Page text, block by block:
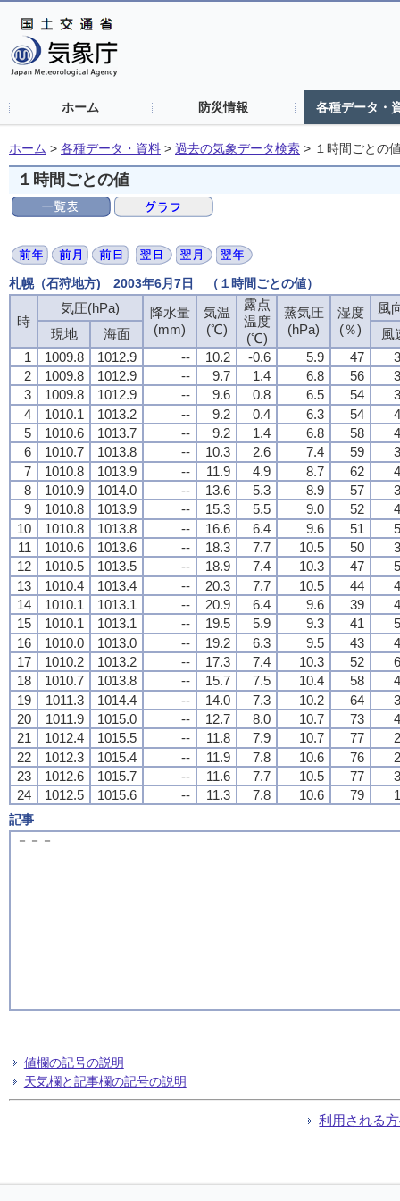
ホーム 防災情報 各種データ・
ホーム > 各種データ・資料 > 過去の気象データ検索 > １時間ごとの
１時間ごとの値
札幌（石狩地方) 2003年6月7日 （１時間ごとの値）
時
気圧(hPa)
降水量
(mm)
気温
(℃)
露点
温度
(℃)
蒸気圧
(hPa)
湿度
(％)
風
現地
海面
風
1
1009.8 1012.9 -- 10.2 -0.6 5.9 47
2
1009.8 1012.9 -- 9.7 1.4 6.8 56
3
1009.8 1012.9 -- 9.6 0.8 6.5 54
4
1010.1 1013.2 -- 9.2 0.4 6.3 54
5
1010.6 1013.7 -- 9.2 1.4 6.8 58
6
1010.7 1013.8 -- 10.3 2.6 7.4 59
7
1010.8 1013.9 -- 11.9 4.9 8.7 62
8
1010.9 1014.0 -- 13.6 5.3 8.9 57
9
1010.8 1013.9 -- 15.3 5.5 9.0 52
10
1010.8 1013.8 -- 16.6 6.4 9.6 51
11
1010.6 1013.6 -- 18.3 7.7 10.5 50
12
1010.5 1013.5 -- 18.9 7.4 10.3 47
13
1010.4 1013.4 -- 20.3 7.7 10.5 44
14
1010.1 1013.1 -- 20.9 6.4 9.6 39
15
1010.1 1013.1 -- 19.5 5.9 9.3 41
16
1010.0 1013.0 -- 19.2 6.3 9.5 43
17
1010.2 1013.2 -- 17.3 7.4 10.3 52
18
1010.7 1013.8 -- 15.7 7.5 10.4 58
19
1011.3 1014.4 -- 14.0 7.3 10.2 64
20
1011.9 1015.0 -- 12.7 8.0 10.7 73
21
1012.4 1015.5 -- 11.8 7.9 10.7 77
22
1012.3 1015.4 -- 11.9 7.8 10.6 76
23
1012.6 1015.7 -- 11.6 7.7 10.5 77
24
1012.5 1015.6 -- 11.3 7.8 10.6 79
記事
－－－
値欄の記号の説明
天気欄と記事欄の記号の説明
利用される